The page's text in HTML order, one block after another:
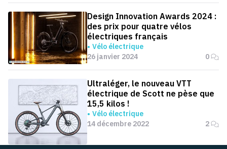
Design Innovation Awards 2024 :
des prix pour quatre vélos
électriques français
Vélo électrique
26 janvier 2024
0
Ultraléger, le nouveau VTT
électrique de Scott ne pèse que
15,5 kilos !
Vélo électrique
14 décembre 2022
2